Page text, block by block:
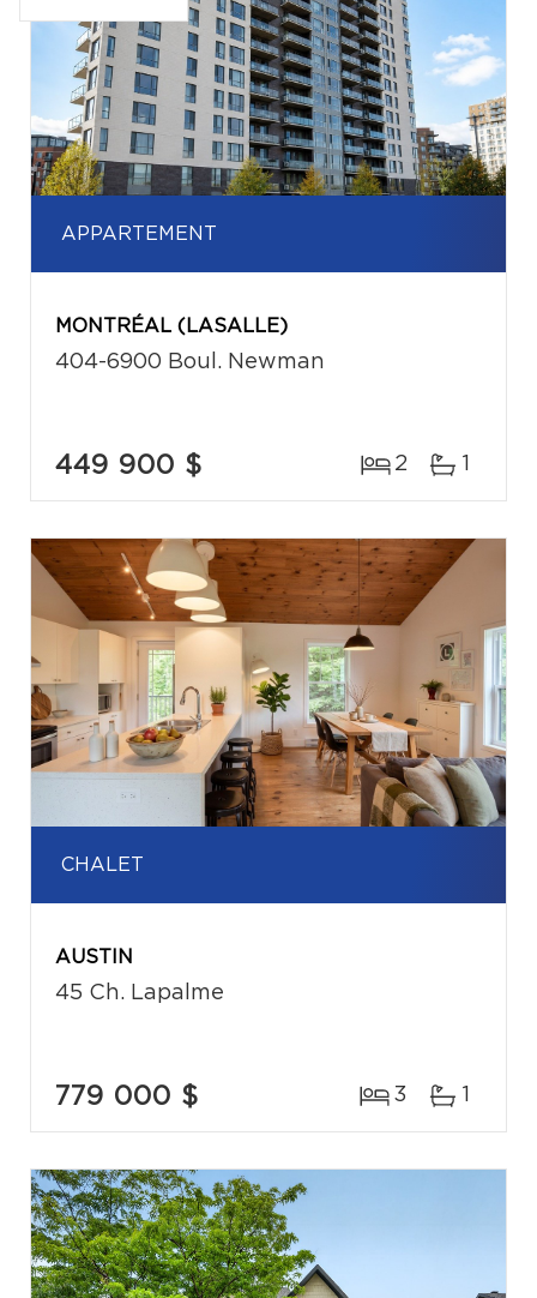
APPARTEMENT
MONTRÉAL (LASALLE)
404-6900 Boul. Newman
449 900 $ 2 1
CHALET
AUSTIN
45 Ch. Lapalme
779 000 $ 3 1